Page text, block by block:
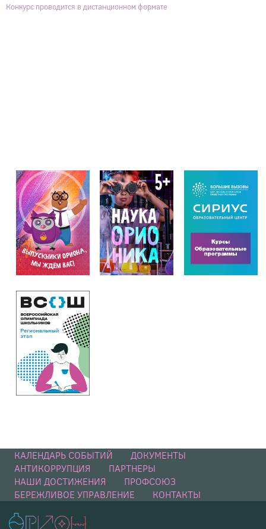
Конкурс проводится в дистанционном формате
КАЛЕНДАРЬ СОБЫТИЙ
ДОКУМЕНТЫ
АНТИКОРРУПЦИЯ
ПАРТНЕРЫ
НАШИ ДОСТИЖЕНИЯ
ПРОФСОЮЗ
БЕРЕЖЛИВОЕ УПРАВЛЕНИЕ
КОНТАКТЫ